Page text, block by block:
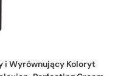
i Wyrównujący Koloryt